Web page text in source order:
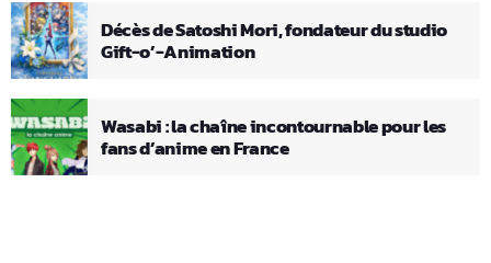
Décès de Satoshi Mori, fondateur du studio
Gift-o’-Animation
Wasabi : la chaîne incontournable pour les
fans d’anime en France